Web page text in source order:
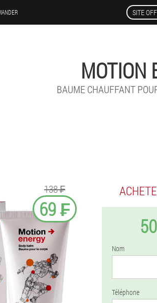
SITE
MOTION
BAUME CHAUFFANT
138 ₣
69 ₣
Nom
Téléphone